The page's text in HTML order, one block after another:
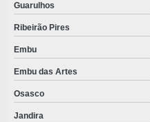
Guarulhos
Ribeirão Pires
Embu
Embu das Artes
Osasco
Jandira